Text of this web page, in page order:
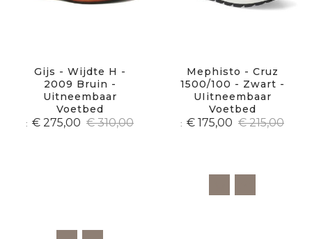
Gijs - Wijdte H -
2009 Bruin -
Uitneembaar
Voetbed
€ 275,00 € 310,00
Mephisto - Cruz
1500/100 - Zwart -
UIitneembaar
Voetbed
€ 175,00 € 215,00